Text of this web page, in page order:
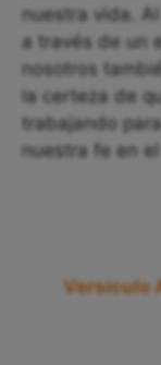
nuestra vida.
a través de un
nosotros
la certeza de
trabajando
nuestra fe en el
Versículo